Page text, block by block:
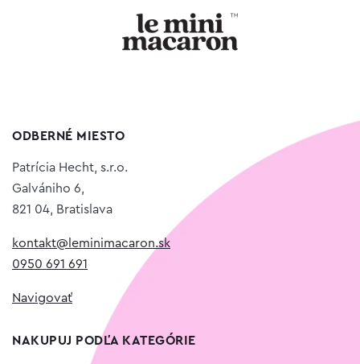
ODBERNÉ MIESTO
Patrícia Hecht, s.r.o.
Galvániho 6,
821 04, Bratislava
kontakt@leminimacaron.sk
0950 691 691
Navigovať
NAKUPUJ PODĽA KATEGÓRIE